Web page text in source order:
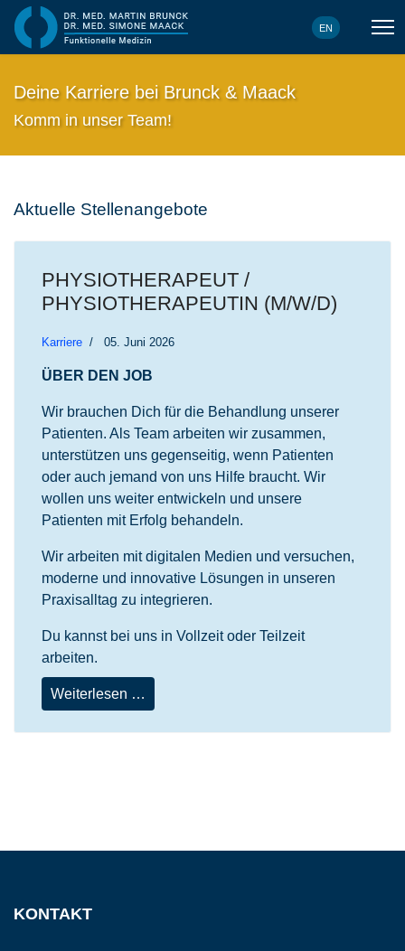
Sprache
EN
Deine Karriere bei Brunck & Maack
Komm in unser Team!
Aktuelle Stellenangebote
PHYSIOTHERAPEUT /
PHYSIOTHERAPEUTIN (M/W/D)
Karriere 05. Juni 2026
ÜBER DEN JOB
Wir brauchen Dich für die Behandlung unserer
Patienten. Als Team arbeiten wir zusammen,
unterstützen uns gegenseitig, wenn Patienten
oder auch jemand von uns Hilfe braucht. Wir
wollen uns weiter entwickeln und unsere
Patienten mit Erfolg behandeln.
Wir arbeiten mit digitalen Medien und versuchen,
moderne und innovative Lösungen in unseren
Praxisalltag zu integrieren.
Du kannst bei uns in Vollzeit oder Teilzeit
arbeiten.
Weiterlesen …
KONTAKT